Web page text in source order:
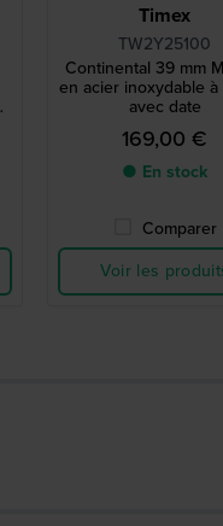
Timex
TW2Y25100
Continental 39 mm
en acier inoxydable à
avec date
169,00 €
● En stock
Comparer
Voir les